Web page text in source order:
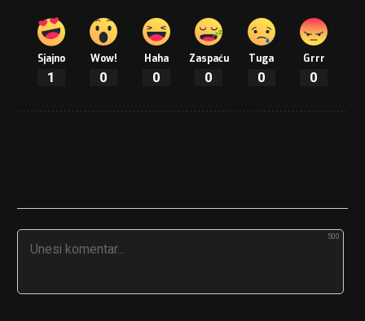
Sjajno
1
Wow!
0
Haha
0
Zaspaću
0
Tuga
0
Grrr
0
500